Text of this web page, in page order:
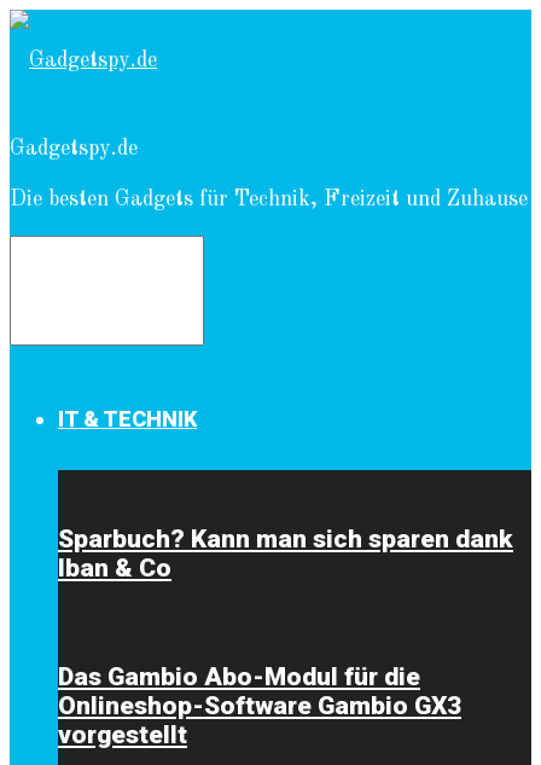
Gadgetspy.de
Die besten Gadgets für Technik, Freizeit und Zuhause
IT & TECHNIK
Sparbuch? Kann man sich sparen dank
Iban & Co
Das Gambio Abo-Modul für die
Onlineshop-Software Gambio GX3
vorgestellt